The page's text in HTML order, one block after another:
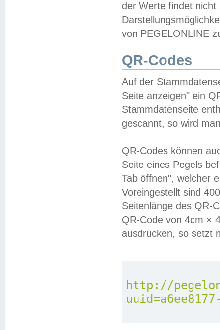
der Werte findet
von PEGELONLINE
QR-Codes
Auf der
Seite anzeigen" ein
Stammdatenseite
gescannt, so wird
QR-Codes können
Seite eines Pegels
Tab öffnen", welcher
Voreingestellt sind
Seitenlänge des QR-
QR-Code von 4cm ×
ausdrucken, so setzt
http://